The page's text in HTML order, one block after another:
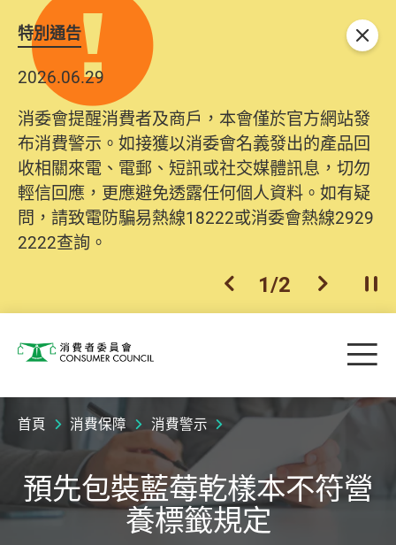
特別通告
2026.06.29
消委會提醒消費者及商戶，本會僅於官方網站發
布消費警示。如接獲以消委會名義發出的產品回
收相關來電、電郵、短訊或社交媒體訊息，切勿
輕信回應，更應避免透露任何個人資料。如有疑
問，請致電防騙易熱線18222或消委會熱線2929
2222查詢。
上一個
1/2 下一個開
關閉
消費者委員會 目
首頁 消費保障 消費警示
預先包裝藍莓乾樣本不符營
養標籤規定